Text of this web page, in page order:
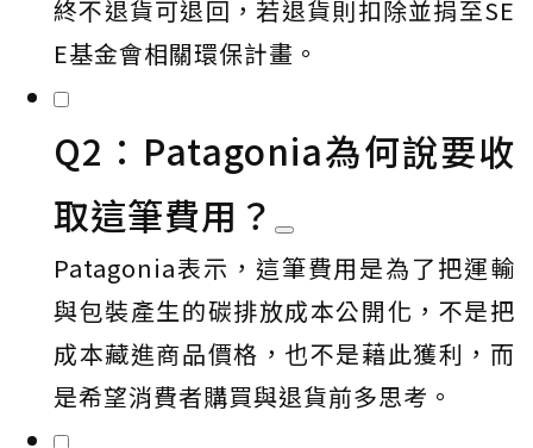
終不退貨可退回，若退貨則扣除並捐至SE
E基金會相關環保計畫。
Q2：Patagonia為何說要收
取這筆費用？
Patagonia表示，這筆費用是為了把運輸
與包裝產生的碳排放成本公開化，不是把
成本藏進商品價格，也不是藉此獲利，而
是希望消費者購買與退貨前多思考。